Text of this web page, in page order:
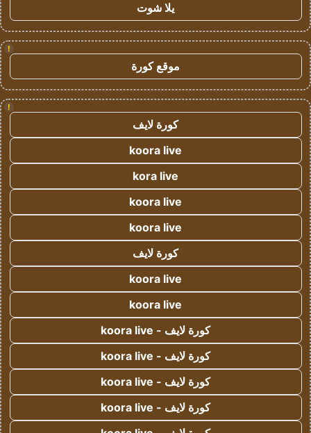
يلا شوت
!
موقع كورة
!
كورة لايف
koora live
kora live
koora live
koora live
كورة لايف
koora live
koora live
كورة لايف - koora live
كورة لايف - koora live
كورة لايف - koora live
كورة لايف - koora live